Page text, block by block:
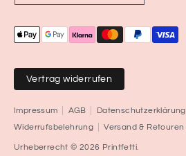
Vertrag widerrufen
Impressum AGB Datenschutzerklärung
Widerrufsbelehrung
Versand & Retouren
Urheberrecht © 2026 Printfetti
Akzeptierte